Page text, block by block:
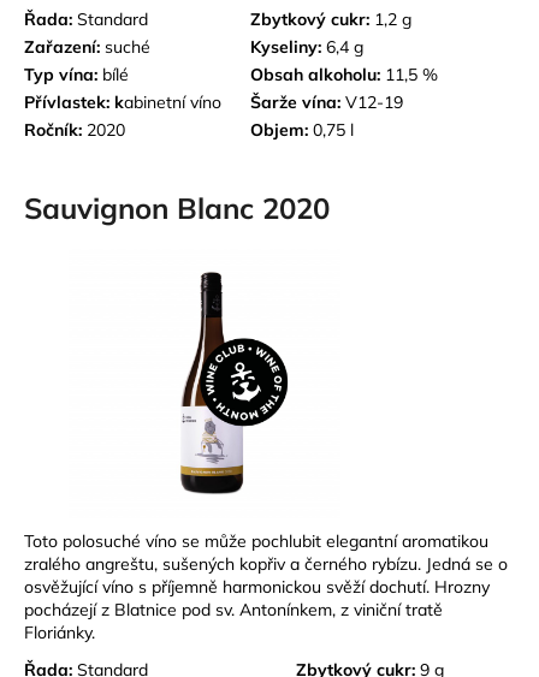
Řada: Standard Zbytkový cukr: 1,2 g
Zařazení: suché Kyseliny: 6,4 g
Typ vína: bílé Obsah alkoholu: 11,5 %
Přívlastek: kabinetní víno Šarže vína: V12-19
Ročník: 2020 Objem: 0,75 l
Sauvignon Blanc 2020
Toto polosuché víno se může pochlubit elegantní aromatikou
zralého angreštu, sušených kopřiv a černého rybízu. Jedná se o
osvěžující víno s příjemně harmonickou svěží dochutí. Hrozny
pocházejí z Blatnice pod sv. Antonínkem, z viniční tratě
Floriánky.
Řada: Standard Zbytkový cukr: 9 g